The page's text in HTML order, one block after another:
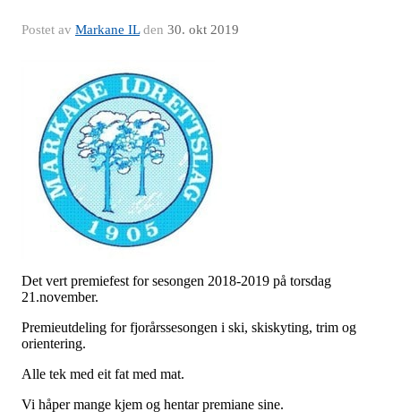
Postet av Markane ILden 30. okt 2019
Det vert premiefest for sesongen 2018-2019 på torsdag
21.november.
Premieutdeling for fjorårssesongen i ski, skiskyting, trim og
orientering.
Alle tek med eit fat med mat.
Vi håper mange kjem og hentar premiane sine.